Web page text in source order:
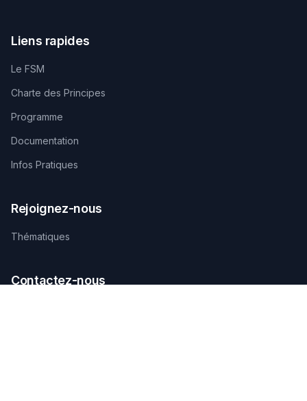
Liens rapides
Le FSM
Charte des Principes
Programme
Documentation
Infos Pratiques
Rejoignez-nous
Thématiques
Contactez-nous